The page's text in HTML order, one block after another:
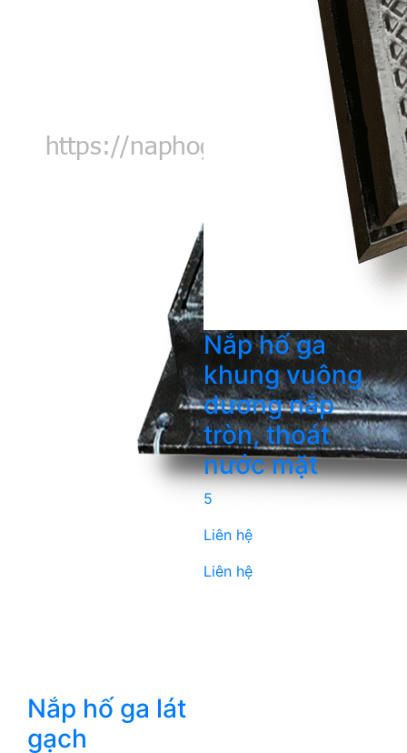
Nắp hố ga lát
gạch
Nắp hố ga
khung vuông
dương nắp
tròn, thoát
nước mặt
5
Liên hệ
Liên hệ